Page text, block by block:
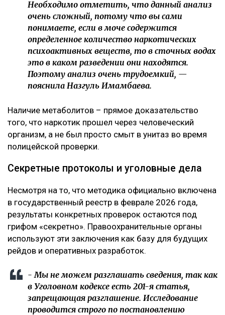
Необходимо отметить, что данный анализ
очень сложный, потому что вы сами
понимаете, если в моче содержится
определенное количество наркотических
психоактивных веществ, то в сточных водах
это в каком разведении они находятся.
Поэтому анализ очень трудоемкий, —
пояснила Назгуль Имамбаева.
Наличие метаболитов – прямое доказательство
того, что наркотик прошел через человеческий
организм, а не был просто смыт в унитаз во время
полицейской проверки.
Секретные протоколы и уголовные дела
Несмотря на то, что методика официально включена
в государственный реестр в феврале 2026 года,
результаты конкретных проверок остаются под
грифом «секретно». Правоохранительные органы
используют эти заключения как базу для будущих
рейдов и оперативных разработок.
- Мы не можем разглашать сведения, так как
в Уголовном кодексе есть 201-я статья,
запрещающая разглашение. Исследование
проводится строго по постановлению